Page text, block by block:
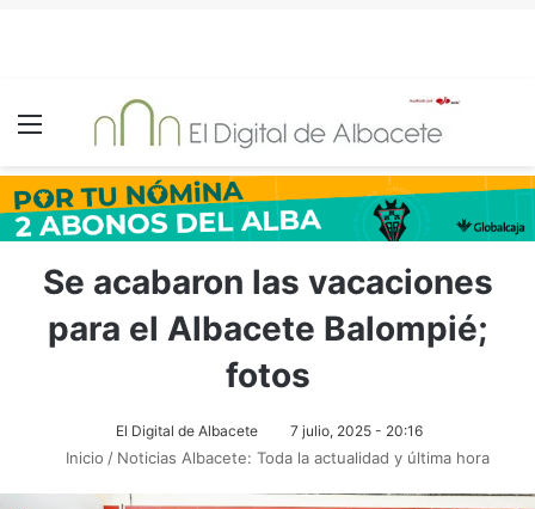
Menú
Se acabaron las vacaciones
para el Albacete Balompié;
fotos
El Digital de Albacete 7 julio, 2025 - 20:16
Inicio / Noticias Albacete: Toda la actualidad y última hora